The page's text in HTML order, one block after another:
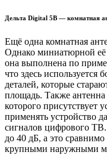
Дельта Digital 5В — комнатная
Ещё одна комнатная
Однако миниатюрной её
она выполнена по
что здесь используется
деталей, которые
площадь. Также
которого присутствует
применять устройство
сигналов цифрового ТВ.
до 40 дБ, а это
крупными наружными